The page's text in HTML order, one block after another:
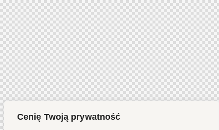
Cenię Twoją prywatność